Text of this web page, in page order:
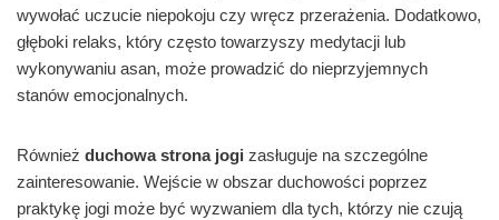
wywołać uczucie niepokoju czy wręcz przerażenia. Dodatkowo,
głęboki relaks, który często towarzyszy medytacji lub
wykonywaniu asan, może prowadzić do nieprzyjemnych
stanów emocjonalnych.
Również duchowa strona jogi zasługuje na szczególne
zainteresowanie. Wejście w obszar duchowości poprzez
praktykę jogi może być wyzwaniem dla tych, którzy nie czują